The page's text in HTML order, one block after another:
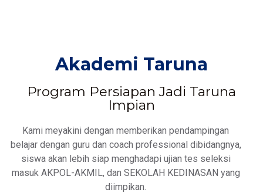
Akademi Taruna
Program Persiapan Jadi Taruna
Impian
Kami meyakini dengan memberikan pendampingan
belajar dengan guru dan coach professional dibidangnya,
siswa akan lebih siap menghadapi ujian tes seleksi
masuk AKPOL-AKMIL, dan SEKOLAH KEDINASAN yang
diimpikan.